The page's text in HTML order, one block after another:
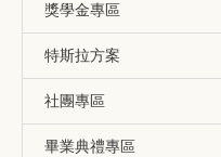
獎學金專區
特斯拉方案
社團專區
畢業典禮專區